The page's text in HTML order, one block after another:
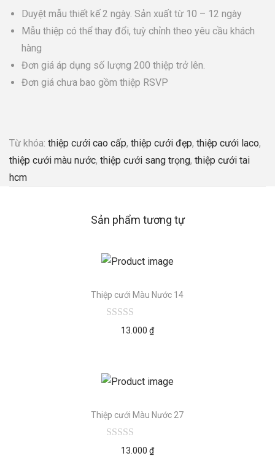
Duyệt mẫu thiết kế 2 ngày. Sản xuất từ 10 – 12 ngày
Mẫu thiệp có thể thay đổi, tuỳ chỉnh theo yêu cầu khách
hàng
Đơn giá áp dụng số lượng 200 thiệp trở lên.
Đơn giá chưa bao gồm thiệp RSVP
Từ khóa: thiệp cưới cao cấp, thiệp cưới đẹp, thiệp cưới laco,
thiệp cưới màu nước, thiệp cưới sang trọng, thiệp cưới tai
hcm
Sản phẩm tương tự
Thiệp cưới Màu Nước 14
13.000 ₫
Thiệp cưới Màu Nước 27
13.000 ₫